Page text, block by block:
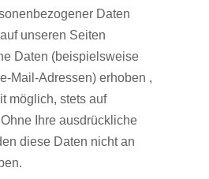
Daten
unseren Seiten
Daten (beispielsweise
Mail-Adressen) erhoben ,
möglich, stets auf
Ihre ausdrückliche
diese Daten nicht an